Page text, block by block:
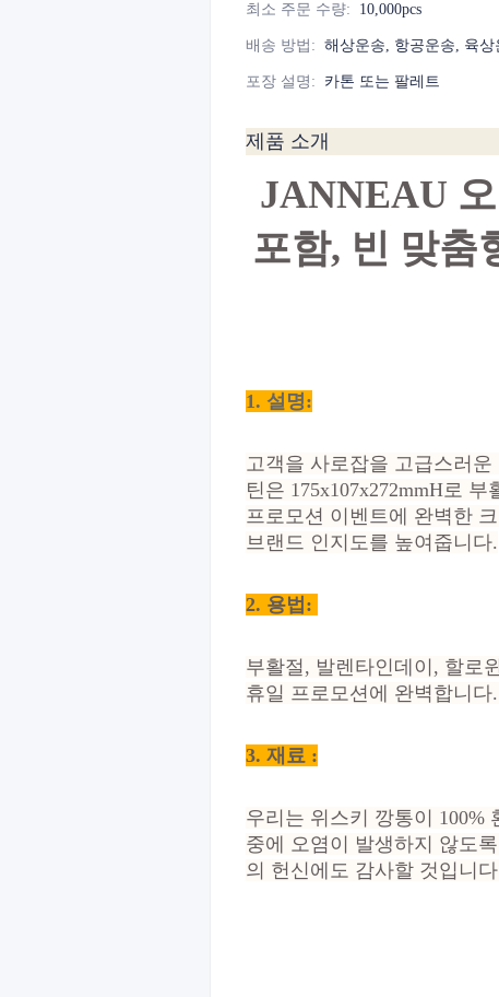
최소 주문 수량: 10,000pcs
배송 방법 : 해상운송, 항공운송, 육상
포장 설명 : 카톤 또는 팔레트
제품 소개
JANNEAU
포함, 빈 맞춤
1. 설명:
고객을 사로잡을 고급스러
틴은 175x107x272mmH로
프로모션 이벤트에 완벽한
브랜드 인지도를 높여줍니다.
2. 용법:
부활절, 발렌타인데이, 할로
휴일 프로모션에 완벽합니
3. 재료 :
우리는 위스키 깡통이 100%
중에 오염이 발생하지 않도
의 헌신에도 감사할 것입니